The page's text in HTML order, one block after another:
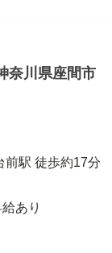
奈川県座間市
前駅 徒歩約17分
あり